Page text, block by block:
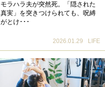
モラハラ夫が突然死。「隠された
真実」を突きつけられても、呪縛
がとけ･･･
2026.01.29 LIFE